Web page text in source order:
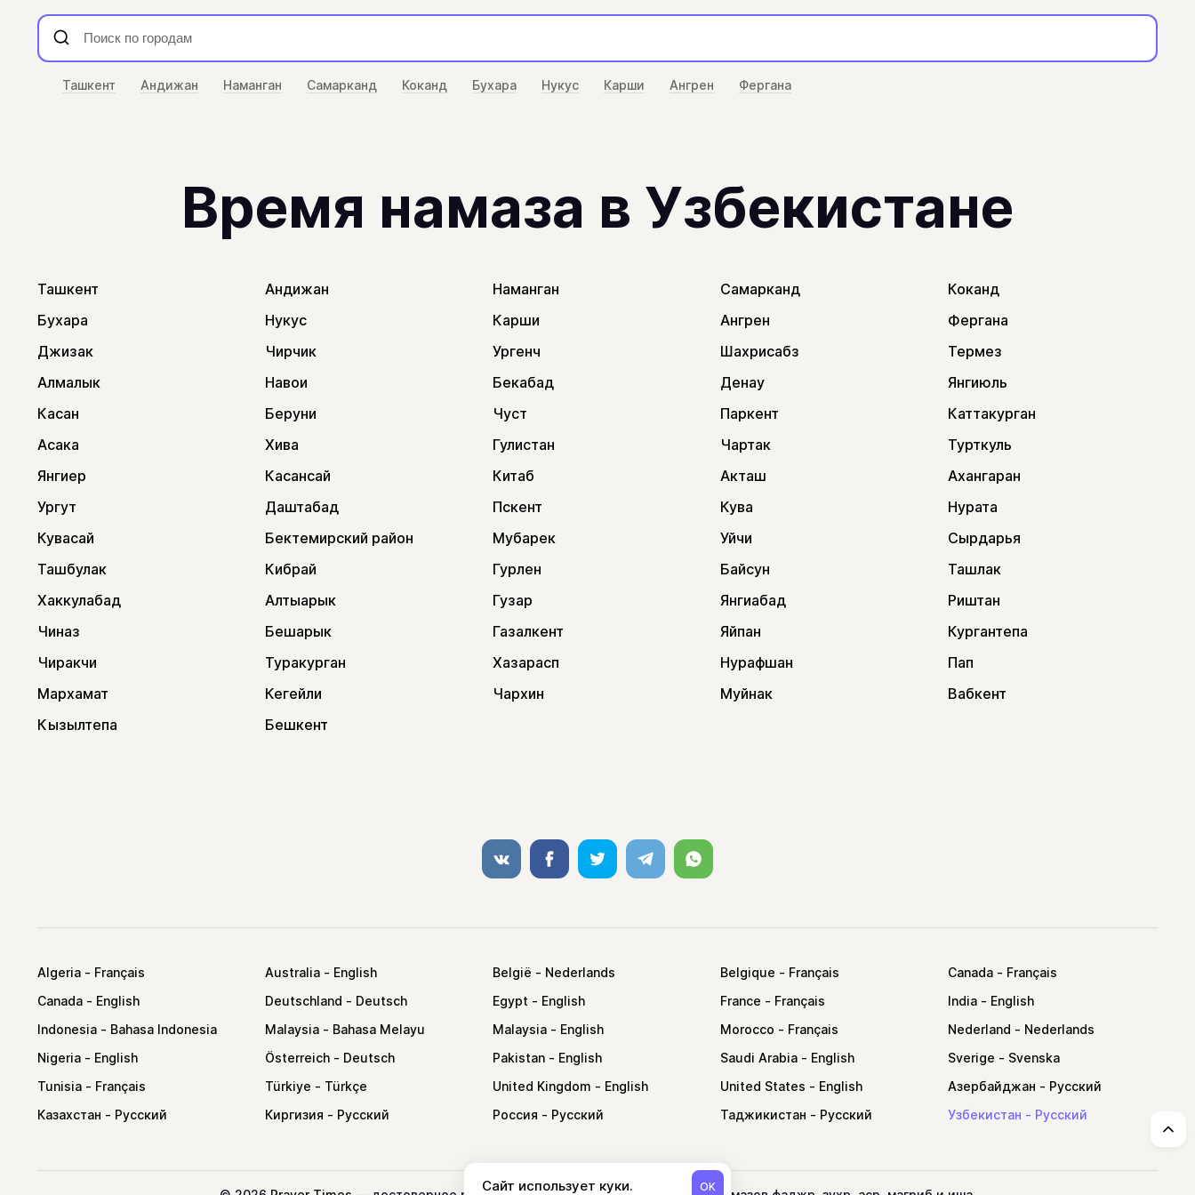
Ташкент Андижан Наманган Самарканд Коканд Бухара Нукус Карши Ангрен Фергана
Время намаза в Узбекистане
Ташкент Андижан Наманган Самарканд
Коканд
Бухара
Нукус Карши Ангрен
Фергана
Джизак
Чирчик Ургенч Шахрисабз
Термез
Алмалык
Навои Бекабад Денау
Янгиюль
Касан
Беруни Чуст Паркент
Каттакурган
Асака
Хива Гулистан Чартак
Турткуль
Янгиер
Касансай Китаб Акташ
Ахангаран
Ургут
Даштабад Пскент Кува
Нурата
Кувасай
Бектемирский район Мубарек Уйчи
Сырдарья
Ташбулак
Кибрай Гурлен Байсун
Ташлак
Хаккулабад
Алтыарык Гузар Янгиабад
Риштан
Чиназ
Бешарык Газалкент Яйпан
Кургантепа
Чиракчи
Туракурган Хазарасп Нурафшан
Пап
Мархамат
Кегейли Чархин Муйнак
Вабкент
Кызылтепа
Бешкент
VK FacebookTwitter TelegramWhatsapp
Algeria Australia België Belgique
Canada
Canada
Deutschland Egypt France
India
Indonesia
Malaysia Malaysia Morocco
Nederland
Nigeria
Österreich Pakistan Saudi Arabia
Sverige
Tunisia
Türkiye United Kingdom United States
Азербайджан
Казахстан
Киргизия Россия Таджикистан Узбекистан
↑
Сайт использует куки. OK